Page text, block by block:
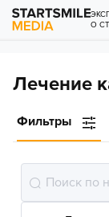
О
Лечение
Фильтры